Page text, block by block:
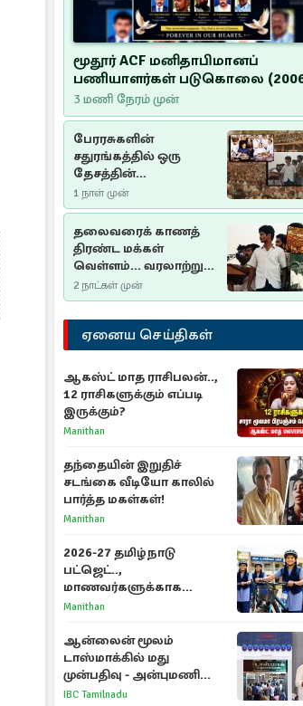
மூதூர் ACF மனிதாபிமானப்
பணியாளர்கள் படுகொலை
20 ஆண்டுகளாகியும் நீதி
மறுக்கப்பட்ட மனிதாபிமானப்
பேரவலம்
3 மணி நேரம் முன்
பேரரசுகளின்
சதுரங்கத்தில் ஒரு
தேசத்தின்
தீர்க்கதரிசனம் :
சுதுமலை பிரகடனம்
ஒரு வரலாற்றுப் பாடம்
1 நாள் முன்
தலைவரைக் காணத்
திரண்ட மக்கள்
வெள்ளம்... வரலாற்றுச்
சிறப்புமிக்க சுதுமலைப்
பிரகடனம்…
2 நாட்கள் முன்
ஏனைய செய்திகள்
ஆகஸ்ட் மாத ராசிபலன்..,
12 ராசிகளுக்கும் எப்படி
இருக்கும்?
Manithan
தந்தையின் இறுதிச்
சடங்கை வீடியோ காலில்
பார்த்த மகள்கள்!
Manithan
2026-27 தமிழ்நாடு
பட்ஜெட்..,
மாணவர்களுக்காக
வெளியான முக்கிய
Manithan
ஆன்லைன் மூலம்
டாஸ்மாக்கில் மது
முன்பதிவு - அன்புமணி
ராமதாஸ் எதிர்ப்பு
IBC Tamilnadu